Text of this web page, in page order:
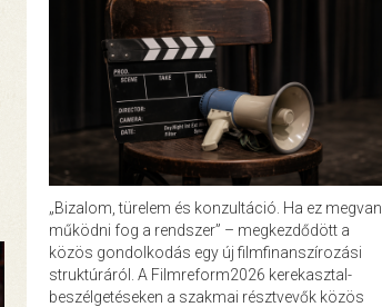
„Bizalom, türelem és konzultáció. Ha ez megvan,
működni fog a rendszer” – megkezdődött a
közös gondolkodás egy új filmfinanszírozási
struktúráról. A Filmreform2026 kerekasztal-
beszélgetéseken a szakmai résztvevők közös